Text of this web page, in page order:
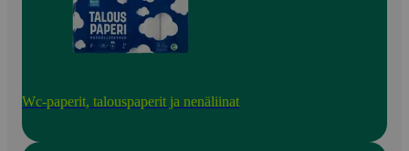
Wc-paperit, talouspaperit ja nenäliinat